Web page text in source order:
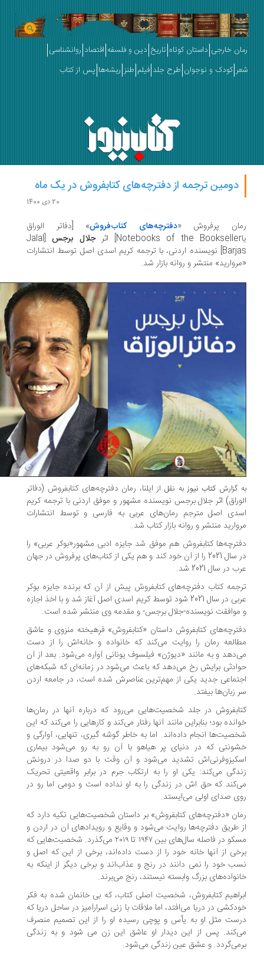
خارجی داستان کوتاه تاریخ دین و فلسفه اقتصاد روانشناسی
کودک و نوجوان طرح جلد فیلم طنز ریشه‌ها پس از کتاب
دومین ترجمه از دفترچه‌های کتابفروش در یک ماه
پرفروش «دفترچه‌های کتاب‌فروش» [دفاتر الوراق
جلال برجس[Jalal
Barjas] نویسنده اردنی، با ترجمه کریم اسدی اصل توسط انتشارات
منتشر و روانه بازار شد.
گزارش کتاب نیوز به نقل از ایلنا، رمان دفترچه‌های کتابفروش (دفاتر
اثر جلال برجس نویسنده مشهور و موفق اردنی با ترجمه کریم
اصل مترجم رمان‌های عربی به فارسی و توسط انتشارات
منتشر و روانه بازار کتاب شد.
کتابفروش هم موفق شد جایزه ادبی مشهور«بوکر عربی» را
در سال 2021 را از آن خود کند و هم یکی از کتاب‌های پرفروش در جهان
در سال 2021 شد.
کتاب دفترچه‌های کتابفروش پیش از آن که برنده جایزه بوکر
عربی در سال 2021 شود توسط کریم اسدی اصل آغاز شد و با اخذ اجازه
نویسنده-جلال برجس- و مقدمه وی منتشر شده است.
کتابفروش داستان «کتابفروش» فرهیخته منزوی و عاشق
رمان را روایت می‌کند که خانواده و خانه‌اش را از دست
و به مانند «دیوژن» فیلسوف یونانی آواره می‌شود. بعد از آن
برایش رخ می‌دهد که باعث می‌شود در زمانه‌ای که شبکه‌های
جدید یکی از مهم‌ترین عناصرش شده است، در جامعه اردن
زبان‌ها بیفتد.
در جلد شخصیت‌هایی می‌رود که درباره آنها در رمان‌ها
بود؛ بنابراین مانند آنها رفتار می‌کند و کارهایی را می‌کند که این
انجام داده‌اند. اما به خاطر گوشه گیری، تنهایی، آوارگی و
که در دنیای پر هیاهو با آن رو به رو می‌شود بیماری
تشدید می‌شود و آن وقت با دو صدا در درونش
می‌کند: یکی او را به ارتکاب جرم در برابر واقعیتی تحریک
که حق اش در زندگی را به او نداده است و دومی اما رو در
صدای اولی می‌ایستد.
«دفترچه‌های کتابفروش» بر داستان‌ شخصیت‌هایی تکیه دارد که
طریق دفترچه‌ها روایت می‌شود و وقایع و رویدادهای آن در اردن و
مسکو در فاصله سال‌های بین ۱۹۴۷ تا ۲۰۱۹ می‌گذرد. شخصیت‌هایی که
از آنها خانه خود را از دست داده‌اند، برخی از این که اصل و
خود را نمی دانند در رنج و عذاب‌اند و برخی دیگر از اینکه به
بزرگ وابسته نیستند، رنج می‌برند.
کتابفروش، شخصیت اصلی کتاب، که بی خانمان شده به فکر
در دریا می‌افتد، اما ملاقات با زنی اسرارآمیز در ساحل دریا که
مثل او به یأس و پوچی رسیده او را از این تصمیم منصرف
پس از این دیدار او عاشق این زن می شود و به زندگی
و عشق عین زندگی می‌شود.